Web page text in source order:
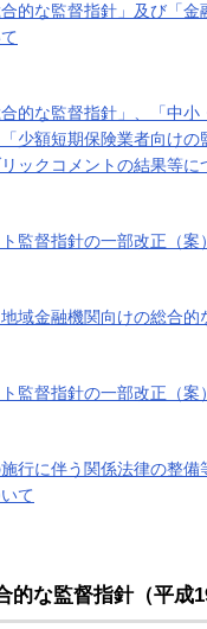
合的な監督指針」及び「
合的な監督指針」、「中
少額短期保険業者向け
リックコメントの結果等に
監督指針の一部改正（
域金融機関向けの総合
監督指針の一部改正（
行に伴う関係法律の整
て
的な監督指針（平成